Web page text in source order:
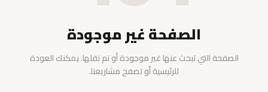
الصفحة غير موجودة
الصفحة التي تبحث عنها غير موجودة أو تم نقلها. يمكنك العودة
للرئيسية أو تصفح مشاريعنا.